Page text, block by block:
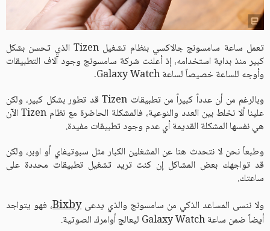
تعمل ساعة سامسونج جالاكسي بنظام تشغيل Tizen الذي تحسن بشكل
كبير منذ بداية استخدامه، إذ أعلنت شركة سامسونج وجود آلاف التطبيقات
وأوجه للساعة خصيصاً لساعة Galaxy Watch.
وبالرغم من أن عدداً كبيراً من تطبيقات Tizen قد تطور بشكل كبير، ولكن
علينا ألا نخلط بين العدد والنوعية، فالمشكلة الحاضرة مع نظام Tizen الآن
هي نفسها المشكلة القديمة أي عدم وجود تطبيقات مفيدة.
وطبعاً نحن لا نتحدث هنا عن المشغلين الكبار مثل سبوتيفاي أو اوبر، ولكن
قد تواجهك بعض المشاكل إن كنت تريد تشغيل تطبيقات محددة على
ساعتك.
ولا ننسى المساعد الذكي من سامسونج والذي يدعىBixby، فهو يتواجد
أيضاً ضمن ساعة Galaxy Watch ليعالج أوامرك الصوتية.